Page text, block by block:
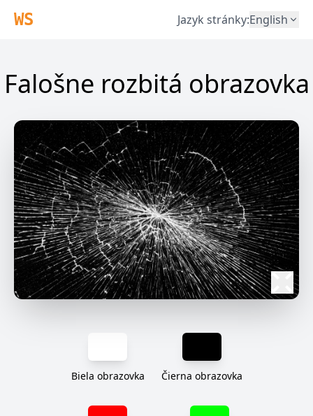
WS Jazyk stránky:English
Falošne rozbitá obrazovka
Biela obrazovka Čierna obrazovka